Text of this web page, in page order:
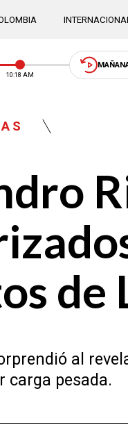
INTERNACIONAL
10:18 AM
de
al
carga pesada.